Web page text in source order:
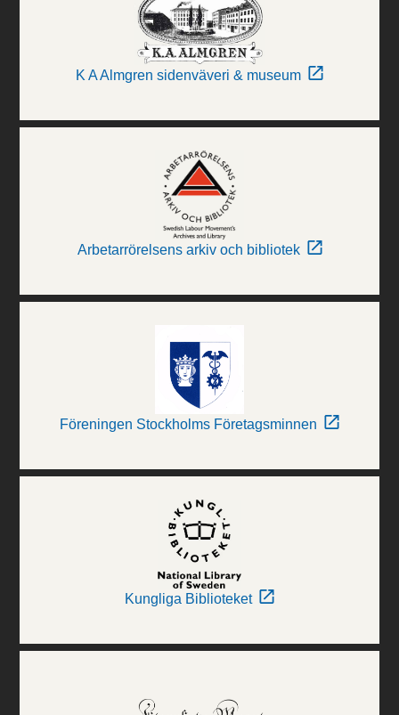
K A Almgren sidenväveri & museum
Arbetarrörelsens arkiv och bibliotek
Föreningen Stockholms Företagsminnen
Kungliga Biblioteket